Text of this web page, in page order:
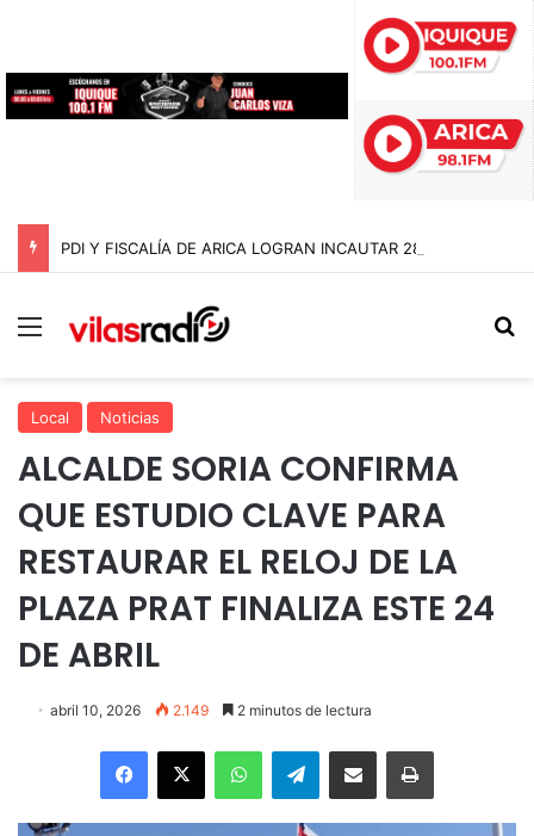
Menú
Local Noticias
ALCALDE SORIA CONFIRMA
QUE ESTUDIO CLAVE PARA
RESTAURAR EL RELOJ DE LA
PLAZA PRAT FINALIZA ESTE 24
DE ABRIL
abril 10, 2026 2.149 2 minutos de lectura
Facebook
X WhatsAppTelegramEnviar vía email Imprimir